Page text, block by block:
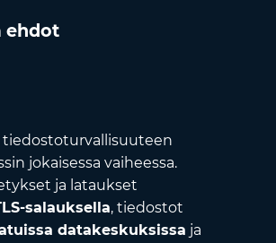
ehdot
jokaisessa vaiheessa.
ja lataukset
salauksella, tiedostot
datakeskuksissa ja